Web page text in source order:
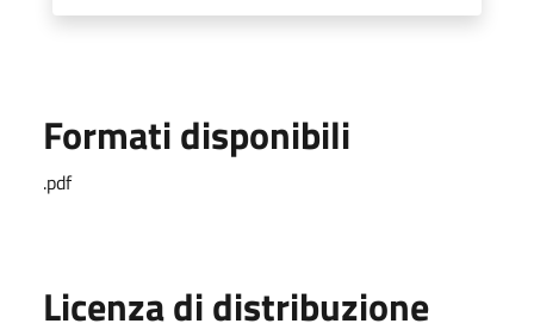
Formati disponibili
.pdf
Licenza di distribuzione